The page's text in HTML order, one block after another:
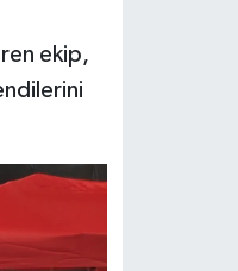
ekip,